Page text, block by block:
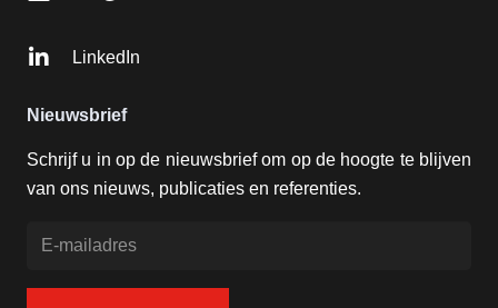
LinkedIn
Nieuwsbrief
Schrijf u in op de nieuwsbrief om op de hoogte te blijven
van ons nieuws, publicaties en referenties.